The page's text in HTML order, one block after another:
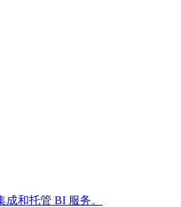
成和托管 BI 服务。